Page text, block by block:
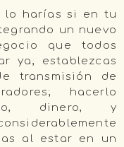
lo harías si en tu
un nuevo
que todos
ya, establezcas
transmisión de
hacerlo
dinero, y
al estar en un